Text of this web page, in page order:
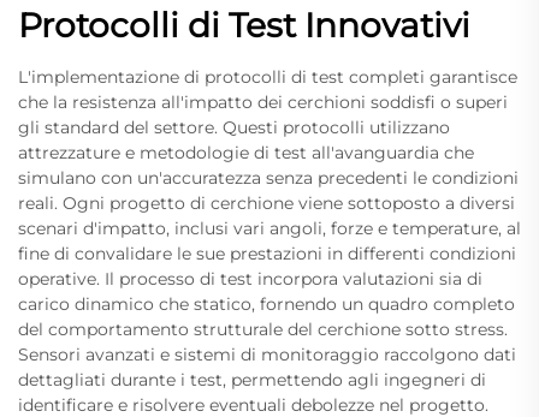
Protocolli di Test Innovativi
L'implementazione di protocolli di test completi garantisce
che la resistenza all'impatto dei cerchioni soddisfi o superi
gli standard del settore. Questi protocolli utilizzano
attrezzature e metodologie di test all'avanguardia che
simulano con un'accuratezza senza precedenti le condizioni
reali. Ogni progetto di cerchione viene sottoposto a diversi
scenari d'impatto, inclusi vari angoli, forze e temperature, al
fine di convalidare le sue prestazioni in differenti condizioni
operative. Il processo di test incorpora valutazioni sia di
carico dinamico che statico, fornendo un quadro completo
del comportamento strutturale del cerchione sotto stress.
Sensori avanzati e sistemi di monitoraggio raccolgono dati
dettagliati durante i test, permettendo agli ingegneri di
identificare e risolvere eventuali debolezze nel progetto.